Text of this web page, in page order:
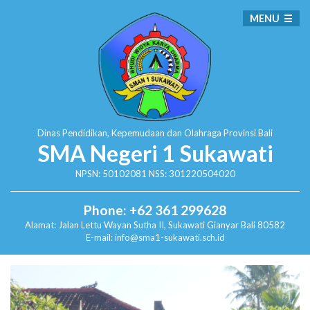
Dinas Pendidikan, Kepemudaan dan Olahraga Provinsi Bali
SMA Negeri 1 Sukawati
NPSN: 50102081 NSS: 301220504020
Phone: +62 361 299628
Alamat: Jalan Lettu Wayan Sutha II, SukawatiGianyar Bali 80582
E-mail: info@sma1-sukawati.sch.id
MENU